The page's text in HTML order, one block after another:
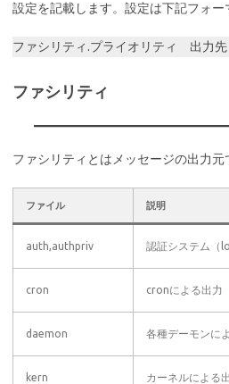
設定を記載します。設定は下記フォー
ファシリティ.プライオリティ 出力先
ファシリティ
ファシリティとはメッセージの出力元
ファイル 説明
auth,authpriv 認証システム（
cron cronによる出力
daemon 各種デーモンに
kern カーネルによる